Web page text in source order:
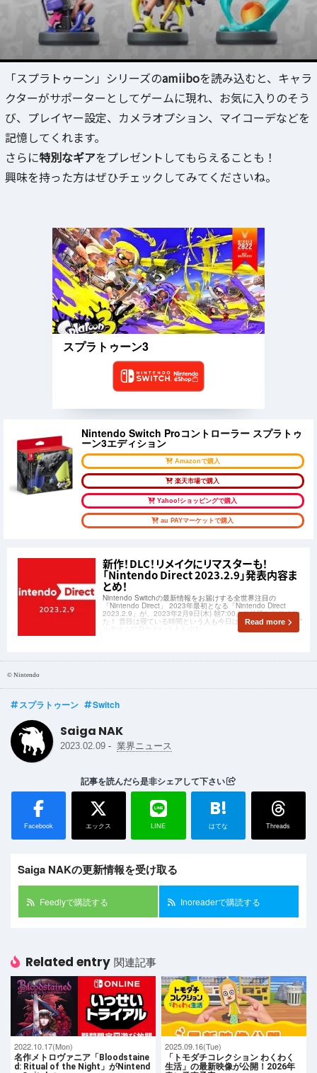
「スプラトゥーン」シリーズのamiiboを読み込むと、キャラ
クターがサポーターとしてゲームに現れ、お気に入りのそう
び、プレイヤー設定、カメラオプション、マイコーデなどを
記憶してくれます。
さらに特別なギアをプレゼントしてもらえることも！
興味を持った方はぜひチェックしてみてくださいね。
スプラトゥーン3
Nintendo Switch Proコントローラー スプラトゥ
ーン3エディション
Amazonで購入
楽天市場で購入
Yahoo!ショッピングで購入
au PAYマーケットで購入
新作！DLC！リメイクにリマスターも！
「Nintendo Direct 2023.2.9」発表内容ま
とめ！
Nintendo Switchの最新情報をお届けする全世界注目の
「Nintendo Direct」 2023年最初となる「Nintendo Direct
2023.2.9」が、2023年2月9日(木) 朝7:00より放送となりまし
た！ 普段は寝ている時間という人も今日ばかり早起きしてリア
Read more
© Nintendo
スプラトゥーン Switch
Saiga NAK
2023.02.09 - 業界ニュース
記事を読んだら是非シェアして下さい
Facebook エックス LINE
B!
はてな Threads
Saiga NAKの更新情報を受け取る
Feedlyで購読する Inoreaderで購読する
Related entry 関連記事
2022.10.17(Mon)
名作メトロヴァニア「Bloodstaine
d: Ritual of the Night」がNintend
2025.09.16(Tue)
「トモダチコレクション わくわく
生活」の最新映像が公開！2026年